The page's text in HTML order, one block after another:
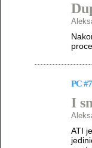
PC
I
ATI